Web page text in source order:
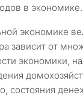
в экономике.
экономике
зависит от
экономики,
состояния